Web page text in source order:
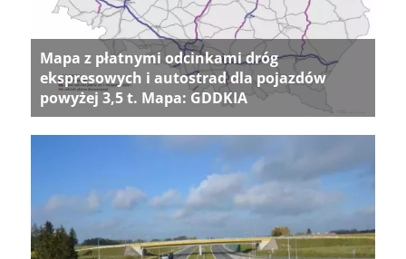
Mapa z płatnymi odcinkami dróg
ekspresowych i autostrad dla pojazdów
powyżej 3,5 t. Mapa: GDDKIA